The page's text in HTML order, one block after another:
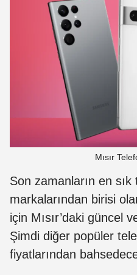
Mısır
Son zamanların en
markalarından birisi
için Mısır’daki güncel
Şimdi diğer popüler
fiyatlarından